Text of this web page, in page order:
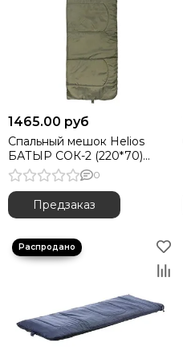
1465.00 руб
Спальный мешок Helios
БАТЫР СОК-2 (220*70)
зелёный (холлофайбер)
0
Предзаказ